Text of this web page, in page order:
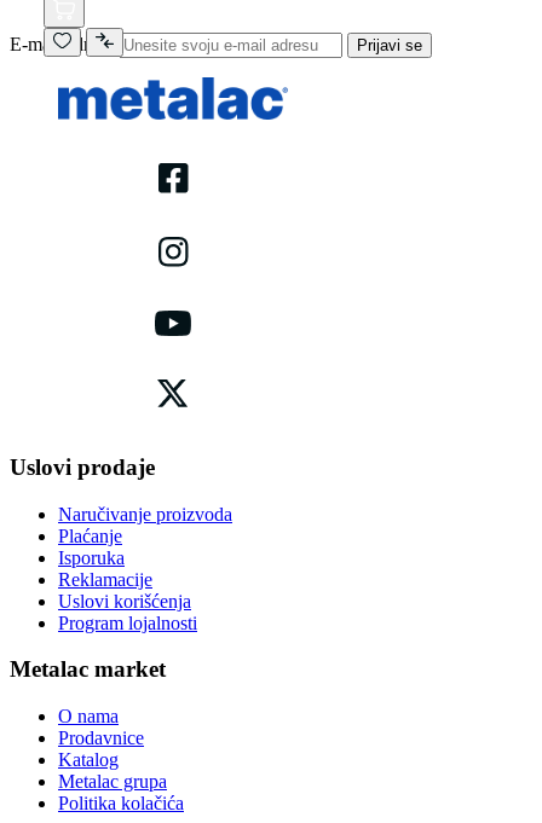
E-mail adresa Prijavi se
Uslovi prodaje
Naručivanje proizvoda
Plaćanje
Isporuka
Reklamacije
Uslovi korišćenja
Program lojalnosti
Metalac market
O nama
Prodavnice
Katalog
Metalac grupa
Politika kolačića